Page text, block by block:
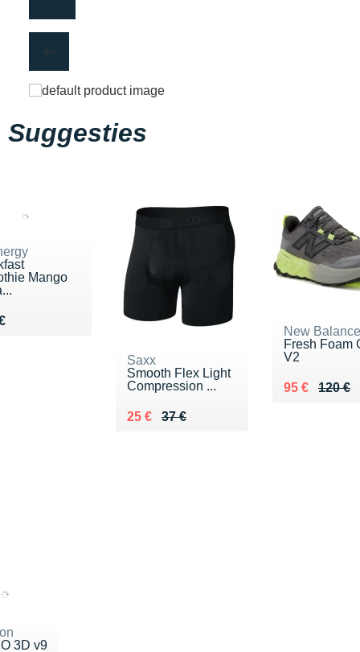
Suggesties
Mango
3.20 €
Saxx
Smooth Flex Light
Compression ...
37 €
Au lieu de 37 €
25 €
Vendu 25 €
New Balance
Fresh Foam
V2
120 €
Au lieu de
95 €
Vendu 95 €
3D v9